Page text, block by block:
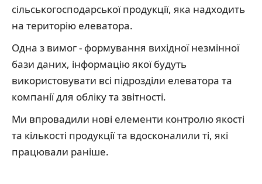
сільськогосподарської продукції, яка надходить
на територію елеватора.
Одна з вимог - формування вихідної незмінної
бази даних, інформацію якої будуть
використовувати всі підрозділи елеватора та
компанії для обліку та звітності.
Ми впровадили нові елементи контролю якості
та кількості продукції та вдосконалили ті, які
працювали раніше.